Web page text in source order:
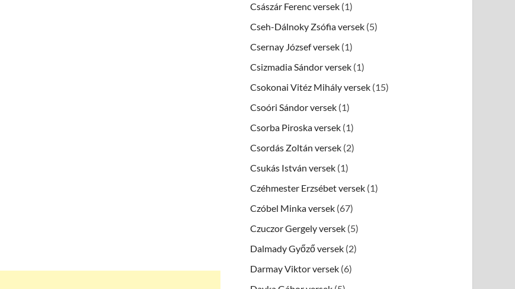
Császár Ferenc versek (1)
Cseh-Dálnoky Zsófia versek (5)
Csernay József versek (1)
Csizmadia Sándor versek (1)
Csokonai Vitéz Mihály versek (15)
Csoóri Sándor versek (1)
Csorba Piroska versek (1)
Csordás Zoltán versek (2)
Csukás István versek (1)
Czéhmester Erzsébet versek (1)
Czóbel Minka versek (67)
Czuczor Gergely versek (5)
Dalmady Győző versek (2)
Darmay Viktor versek (6)